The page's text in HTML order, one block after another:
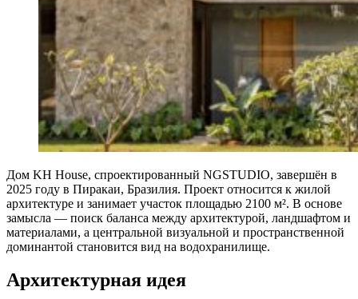
Дом KH House, спроектированный NGSTUDIO, завершён в
2025 году в Пиракаи, Бразилия. Проект относится к жилой
архитектуре и занимает участок площадью 2100 м². В основе
замысла — поиск баланса между архитектурой, ландшафтом и
материалами, а центральной визуальной и пространственной
доминантой становится вид на водохранилище.
Архитектурная идея